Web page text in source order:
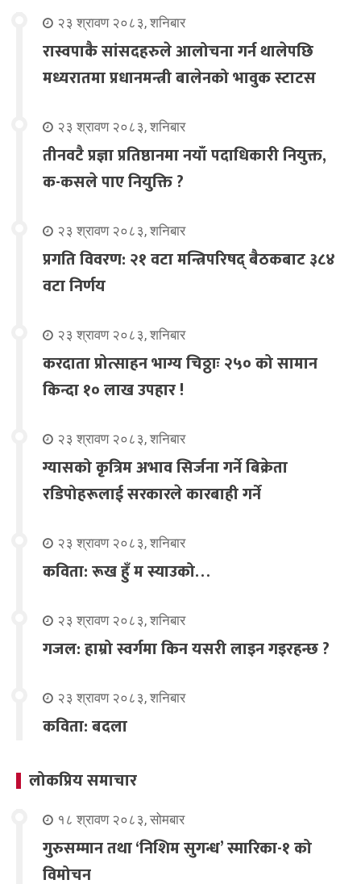
२३ श्रावण २०८३, शनिबार
रास्वपाकै सांसदहरुले आलोचना गर्न थालेपछि
मध्यरातमा प्रधानमन्त्री बालेनको भावुक स्टाटस
२३ श्रावण २०८३, शनिबार
तीनवटै प्रज्ञा प्रतिष्ठानमा नयाँ पदाधिकारी नियुक्त,
क-कसले पाए नियुक्ति ?
२३ श्रावण २०८३, शनिबार
प्रगति विवरण: २१ वटा मन्त्रिपरिषद् बैठकबाट ३८४
वटा निर्णय
२३ श्रावण २०८३, शनिबार
करदाता प्रोत्साहन भाग्य चिठ्ठाः २५० को सामान
किन्दा १० लाख उपहार !
२३ श्रावण २०८३, शनिबार
ग्यासको कृत्रिम अभाव सिर्जना गर्ने बिक्रेता
रडिपोहरूलाई सरकारले कारबाही गर्ने
२३ श्रावण २०८३, शनिबार
कविता: रूख हुँ म स्याउको…
२३ श्रावण २०८३, शनिबार
गजल: हाम्रो स्वर्गमा किन यसरी लाइन गइरहन्छ ?
२३ श्रावण २०८३, शनिबार
कविता: बदला
लोकप्रिय समाचार
१८ श्रावण २०८३, सोमबार
गुरुसम्मान तथा ‘निशिम सुगन्ध’ स्मारिका-१ को
विमोचन